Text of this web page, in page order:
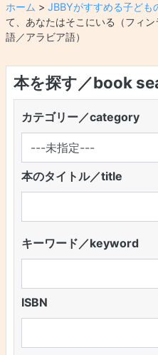
ホーム > JBBYがすすめる子ども
て、あなたはそこにいる（フィ
語／アラビア語）
本を探す／book
カテゴリー／category
本のタイトル／title
キーワード／keyword
ISBN